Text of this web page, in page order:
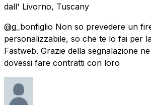
dall' Livorno, Tuscany
@g_bonfiglio Non so prevedere un
personalizzabile, so che te lo fai per
Fastweb. Grazie della segnalazione
dovessi fare contratti con loro